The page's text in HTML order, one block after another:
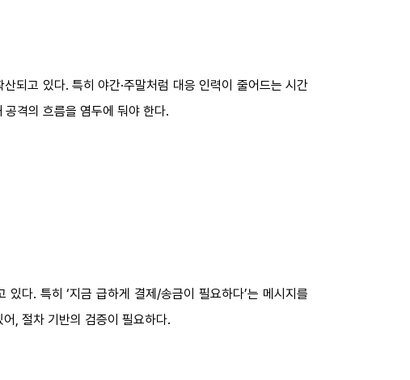
되고 있다. 특히 야간·주말처럼 대응 인력이 줄어드는 시간
격의 흐름을 염두에 둬야 한다.
다. 특히 ‘지금 급하게 결제/송금이 필요하다’는 메시지를
, 절차 기반의 검증이 필요하다.